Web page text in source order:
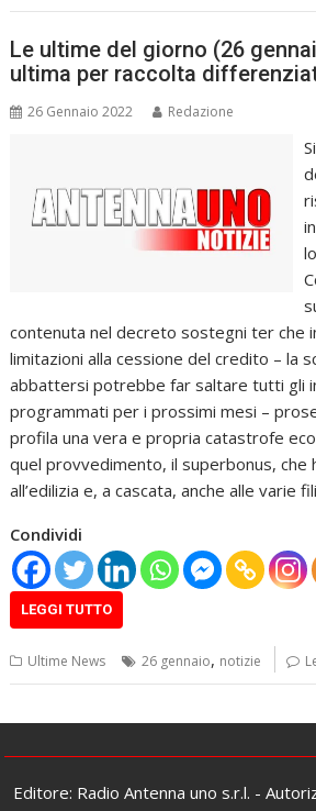
Le ultime del giorno (26
ultima per raccolta
26 Gennaio 2022 Redazione
contenuta nel decreto sostegni ter che
limitazioni alla cessione del credito – la
abbattersi potrebbe far saltare tutti gli
programmati per i prossimi mesi –
profila una vera e propria catastrofe
quel provvedimento, il superbonus, che
all’edilizia e, a cascata, anche alle varie
Condividi
LEGGI TUTTO
Ultime News 26 gennaio, notizie
Editore: Radio Antenna uno s.r.l. -